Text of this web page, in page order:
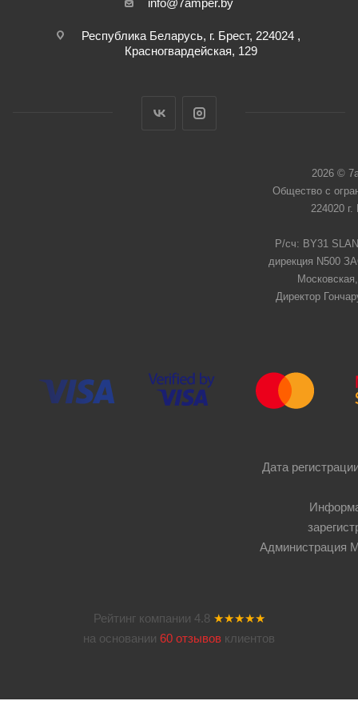
info@7amper.by
Республика Беларусь, г. Брест, 224024 ,
Красногвардейская, 129
2026 ©
Общество с
224020
Р/сч: BY31
дирекция N500
Директор
Дата
Администрация
Рейтинг компании 4.8 ★★★★★
на основании 60 отзывов клиентов